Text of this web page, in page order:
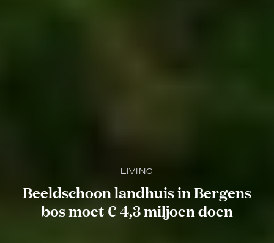
LIVING
Beeldschoon landhuis in Bergens
bos moet € 4,3 miljoen doen